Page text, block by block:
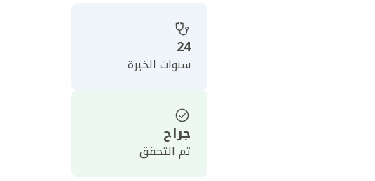
24
سنوات الخبرة
جراح
تم التحقق